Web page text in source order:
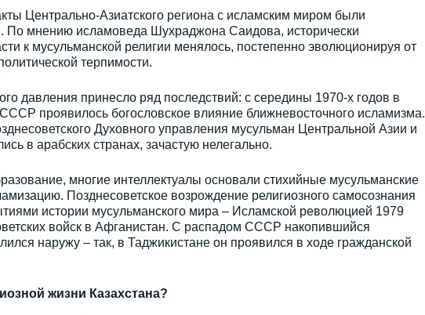
Центрально-Азиатского региона с исламским миром были
По мнению исламоведа Шухраджона Саидова, исторически
к мусульманской религии менялось, постепенно эволюционируя от
терпимости.
давления принесло ряд последствий: с середины 1970-х годов в
проявилось богословское влияние ближневосточного исламизма.
Духовного управления мусульман Центральной Азии и
в арабских странах, зачастую нелегально.
многие интеллектуалы основали стихийные мусульманские
Позднесоветское возрождение религиозного самосознания
истории мусульманского мира – Исламской революцией 1979
войск в Афганистан. С распадом СССР накопившийся
наружу – так, в Таджикистане он проявился в ходе гражданской
жизни Казахстана?